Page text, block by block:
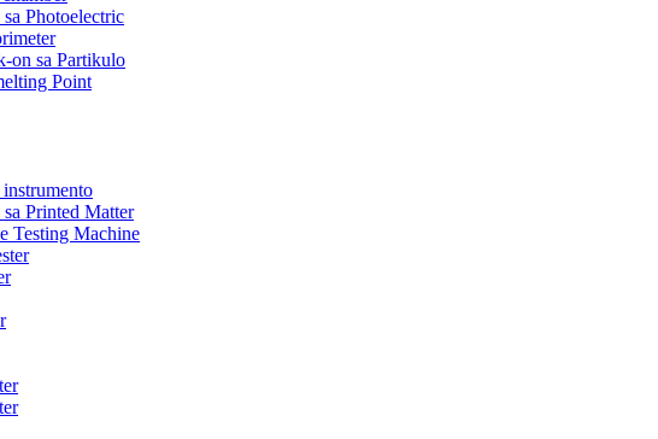
Photoelectric
on sa Partikulo
Point
Printed Matter
Testing Machine